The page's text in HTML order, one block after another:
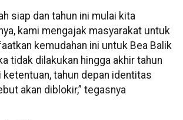
siap dan tahun ini mulai kita
kami mengajak masyarakat untuk
kemudahan ini untuk Bea Balik
tidak dilakukan hingga akhir tahun
ketentuan, tahun depan identitas
akan diblokir,” tegasnya